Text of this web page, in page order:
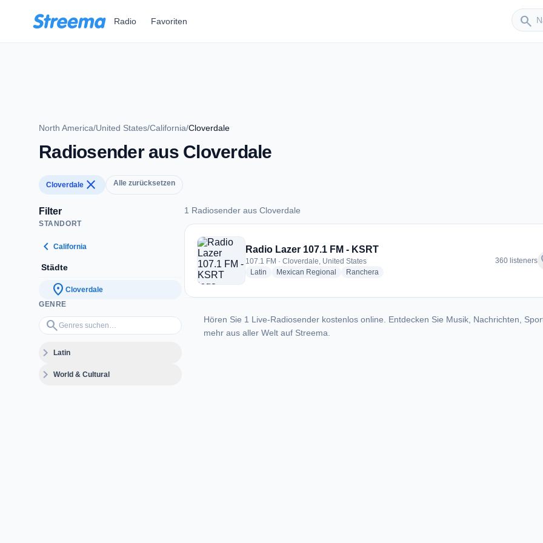
Radio Favoriten search
Sender
North America/United States/California/Cloverdale
Radiosender aus Cloverdale
Cloverdale close Alle zurücksetzen
Filter
STANDORT
chevron_left California
Städte
location_on Cloverdale
GENRE
search
Genres suchen…
expand_moreLatin
expand_moreWorld & Cultural
1 Radiosender aus Cloverdale
1 Radiosender aus Cloverdale
Radio Lazer 107.1 FM - KSRT
107.1 FM · Cloverdale, United States
Latin radio stations
Mexican Regional radio stations
Ranchera
360 listeners
Hören Sie 1 Live-Radiosender kostenlos online. Entdecken Sie Musik, Nachrichten,
mehr aus aller Welt auf Streema.